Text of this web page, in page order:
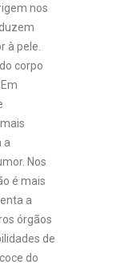
nos
à pele.
corpo
a
Nos
é mais
a
órgãos
de
do